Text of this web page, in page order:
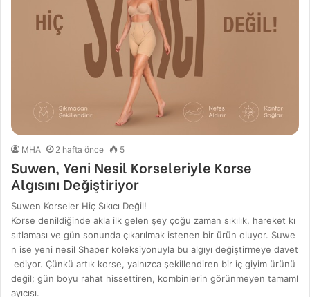
MHA 2 hafta önce 5
Suwen, Yeni Nesil Korseleriyle Korse
Algısını Değiştiriyor
Suwen Korseler Hiç Sıkıcı Değil!
Korse denildiğinde akla ilk gelen şey çoğu zaman sıkılık, hareket kı
sıtlaması ve gün sonunda çıkarılmak istenen bir ürün oluyor. Suwe
n ise yeni nesil Shaper koleksiyonuyla bu algıyı değiştirmeye davet
ediyor. Çünkü artık korse, yalnızca şekillendiren bir iç giyim ürünü
değil; gün boyu rahat hissettiren, kombinlerin görünmeyen tamaml
ayıcısı.